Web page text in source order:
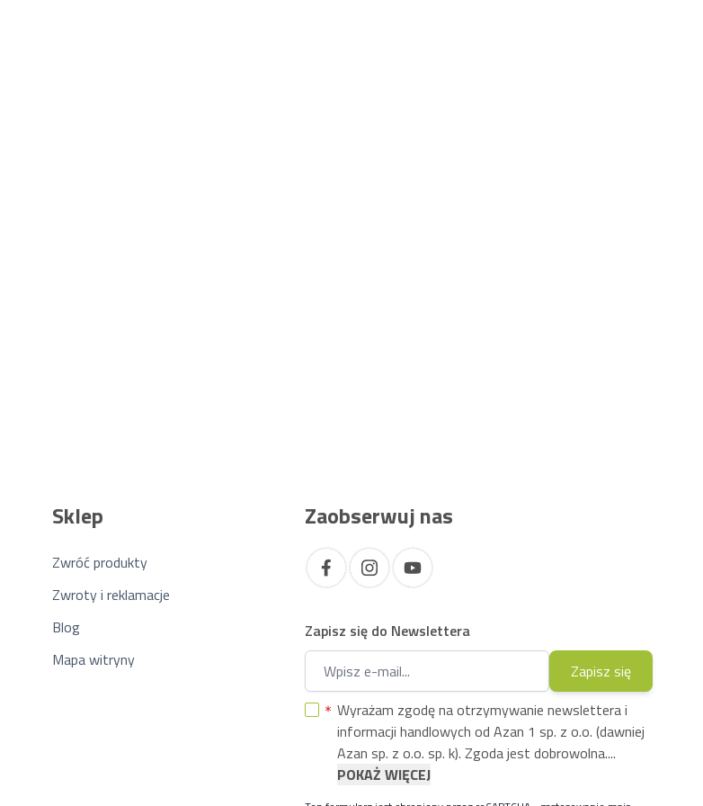
Sklep
Zwróć produkty
Zwroty i reklamacje
Blog
Mapa witryny
Zaobserwuj nas
Zapisz się do Newslettera
Adres e-mail
Zapisz się
Wyrażam zgodę na otrzymywanie newslettera i
informacji handlowych od Azan 1 sp. z o.o. (dawniej
Azan sp. z o.o. sp. k). Zgoda jest dobrowolna....
POKAŻ WIĘCEJ